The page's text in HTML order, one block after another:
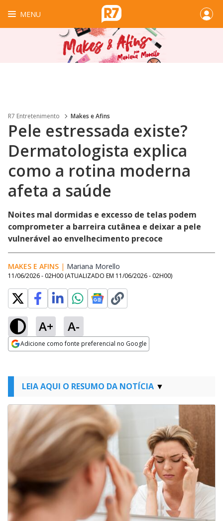
MENU
R7 Entretenimento Makes e Afins
Pele estressada existe?
Dermatologista explica
como a rotina moderna
afeta a saúde
Noites mal dormidas e excesso de telas podem
comprometer a barreira cutânea e deixar a pele
vulnerável ao envelhecimento precoce
MAKES E AFINS | Mariana Morello
11/06/2026 - 02H00 (ATUALIZADO EM 11/06/2026 - 02H00)
A+ A-
Adicione como fonte preferencial no Google
LEIA AQUI O RESUMO DA NOTÍCIA